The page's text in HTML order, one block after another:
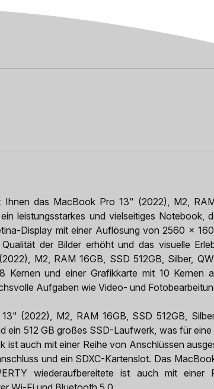
Ihnen das MacBook Pro 13" (2022), M2,
leistungsstarkes und vielseitiges Notebook,
Display mit einer Auflösung von 2560 x
der Bilder erhöht und das visuelle
M2, RAM 16GB, SSD 512GB, Silber,
Kernen und einer Grafikkarte mit 10 Kernen
Aufgaben wie Video- und
(2022), M2, RAM 16GB, SSD 512GB,
ein 512 GB großes SSD-Laufwerk, was für
ist auch mit einer Reihe von Anschlüssen
und ein SDXC-Kartenslot. Das
wiederaufbereitete ist auch mit einer